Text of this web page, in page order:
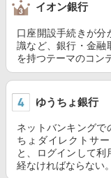
イオン銀行
口座開設手続きが分
識など、銀行・金融
を持つテーマのコン
ゆうちょ銀行
ネットバンキングで
ちょダイレクトサ
と、ログインして利
経なければならない